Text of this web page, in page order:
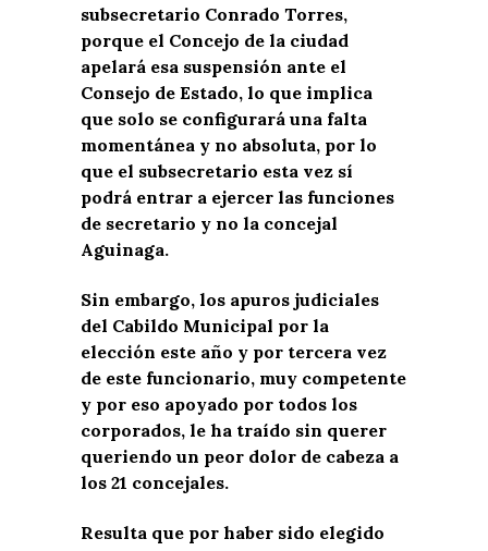
subsecretario Conrado Torres,
porque el Concejo de la ciudad
apelará esa suspensión ante el
Consejo de Estado, lo que implica
que solo se configurará una falta
momentánea y no absoluta, por lo
que el subsecretario esta vez sí
podrá entrar a ejercer las funciones
de secretario y no la concejal
Aguinaga.
Sin embargo, los apuros judiciales
del Cabildo Municipal por la
elección este año y por tercera vez
de este funcionario, muy competente
y por eso apoyado por todos los
corporados, le ha traído sin querer
queriendo un peor dolor de cabeza a
los 21 concejales.
Resulta que por haber sido elegido